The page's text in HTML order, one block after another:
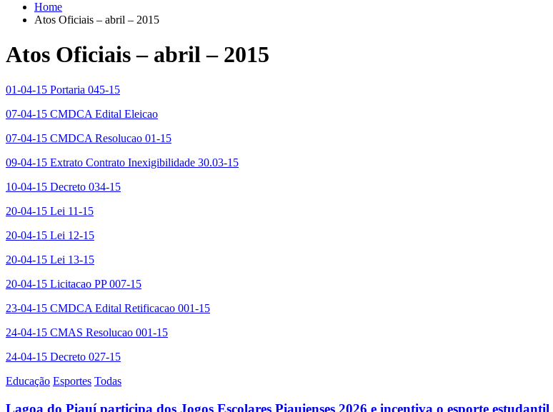
Home
Atos Oficiais – abril – 2015
Atos Oficiais – abril – 2015
01-04-15 Portaria 045-15
07-04-15 CMDCA Edital Eleicao
07-04-15 CMDCA Resolucao 01-15
09-04-15 Extrato Contrato Inexigibilidade 30.03-15
10-04-15 Decreto 034-15
20-04-15 Lei 11-15
20-04-15 Lei 12-15
20-04-15 Lei 13-15
20-04-15 Licitacao PP 007-15
23-04-15 CMDCA Edital Retificacao 001-15
24-04-15 CMAS Resolucao 001-15
24-04-15 Decreto 027-15
Educação Esportes Todas
Lagoa do Piauí participa dos Jogos Escolares Piauienses 2026 e incentiva o esporte estudantil